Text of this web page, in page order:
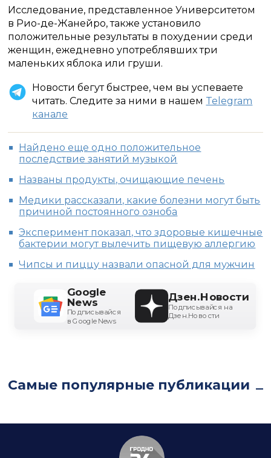
Исследование, представленное Университетом
в Рио-де-Жанейро, также установило
положительные результаты в похудении среди
женщин, ежедневно употреблявших три
маленьких яблока или груши.
Новости бегут быстрее, чем вы успеваете
читать. Следите за ними в нашем Telegram
канале
Найдено еще одно положительное
последствие занятий музыкой
Названы продукты, очищающие печень
Медики рассказали, какие болезни могут быть
причиной постоянного озноба
Эксперимент показал, что здоровые кишечные
бактерии могут вылечить пищевую аллергию
Чипсы и пиццу назвали опасной для мужчин
Google
News
Подписывайся
в Google News
Дзен.Новости
Подписывайся на
Дзен.Новости
Самые популярные публикации